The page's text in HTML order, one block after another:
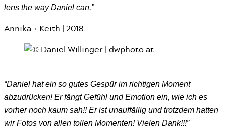
lens the way Daniel can.”
Annika + Keith | 2018
“Daniel hat ein so gutes Gespür im richtigen Moment
abzudrücken! Er fängt Gefühl und Emotion ein, wie ich es
vorher noch kaum sah!! Er ist unauffällig und trotzdem hatten
wir Fotos von allen tollen Momenten! Vielen Dank!!!”